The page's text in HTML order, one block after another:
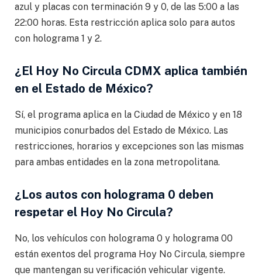
azul y placas con terminación 9 y 0, de las 5:00 a las
22:00 horas. Esta restricción aplica solo para autos
con holograma 1 y 2.
¿El Hoy No Circula CDMX aplica también
en el Estado de México?
Sí, el programa aplica en la Ciudad de México y en 18
municipios conurbados del Estado de México. Las
restricciones, horarios y excepciones son las mismas
para ambas entidades en la zona metropolitana.
¿Los autos con holograma 0 deben
respetar el Hoy No Circula?
No, los vehículos con holograma 0 y holograma 00
están exentos del programa Hoy No Circula, siempre
que mantengan su verificación vehicular vigente.